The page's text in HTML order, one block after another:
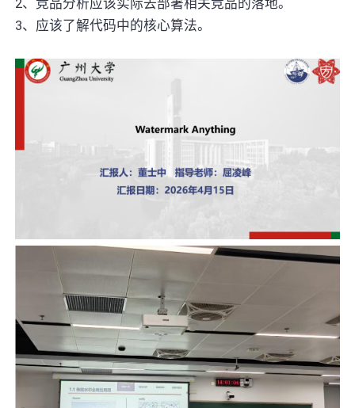
2、竞品分析应该实际去部署相关竞品的落地。
3、应该了解代码中的核心算法。